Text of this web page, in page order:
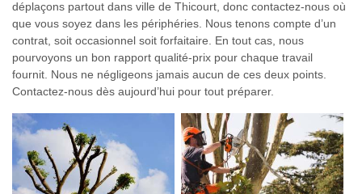
déplaçons partout dans ville de Thicourt, donc contactez-nous où
que vous soyez dans les périphéries. Nous tenons compte d’un
contrat, soit occasionnel soit forfaitaire. En tout cas, nous
pourvoyons un bon rapport qualité-prix pour chaque travail
fournit. Nous ne négligeons jamais aucun de ces deux points.
Contactez-nous dès aujourd’hui pour tout préparer.